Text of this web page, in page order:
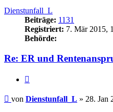
Dienstunfall_L
Beiträge: 1131
Registriert: 7. Mär 2015,
Behörde:
Re: ER und
Beitrag
von Dienstunfall_L » 28. Jan